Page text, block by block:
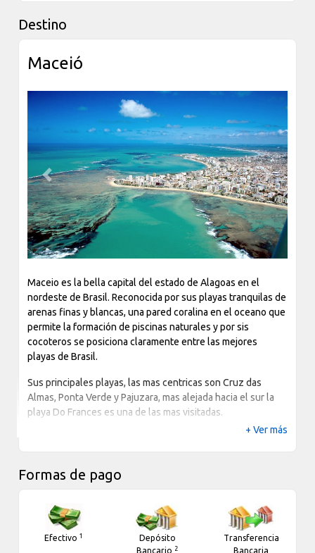
instalaciones de la marca de buen gusto, modernidad,
Destino
Maceió
Previous Next
Maceio es la bella capital del estado de Alagoas en el
nordeste de Brasil. Reconocida por sus playas tranquilas de
arenas finas y blancas, una pared coralina en el oceano que
permite la formación de piscinas naturales y por sis
cocoteros se posiciona claramente entre las mejores
playas de Brasil.
Sus principales playas, las mas centricas son Cruz das
Almas, Ponta Verde y Pajuzara, mas alejada hacia el sur la
playa Do Frances es una de las mas visitadas.
+ Ver más
Formas de pago
Efectivo 1
Depósito
Bancario 2
Transferencia
Bancaria